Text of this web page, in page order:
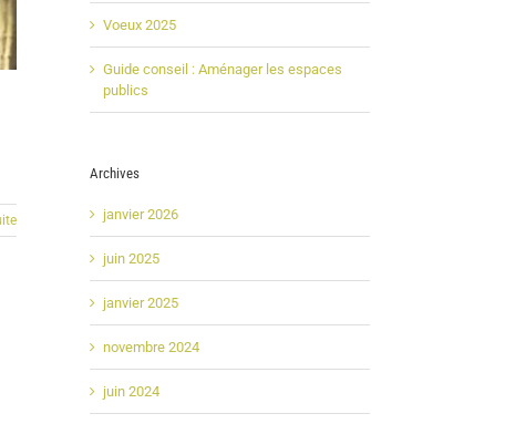
Voeux 2025
Guide conseil : Aménager les espaces
publics
Archives
janvier 2026
juin 2025
janvier 2025
novembre 2024
juin 2024